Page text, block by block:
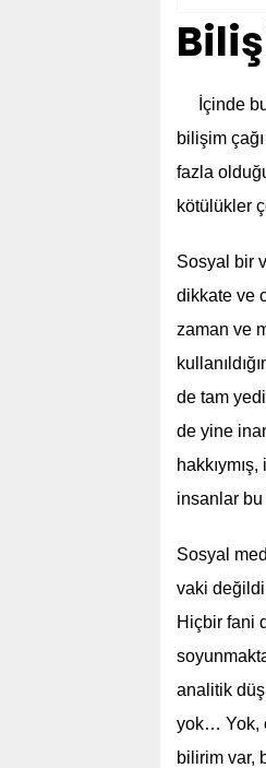
İçinde
bilişim
fazla
kötülükler
Sosyal bir
dikkate ve
zaman ve
de tam
de yine
insanlar bu
Sosyal
vaki
Hiçbir fani
analitik
yok… Yok,
bilirim var,